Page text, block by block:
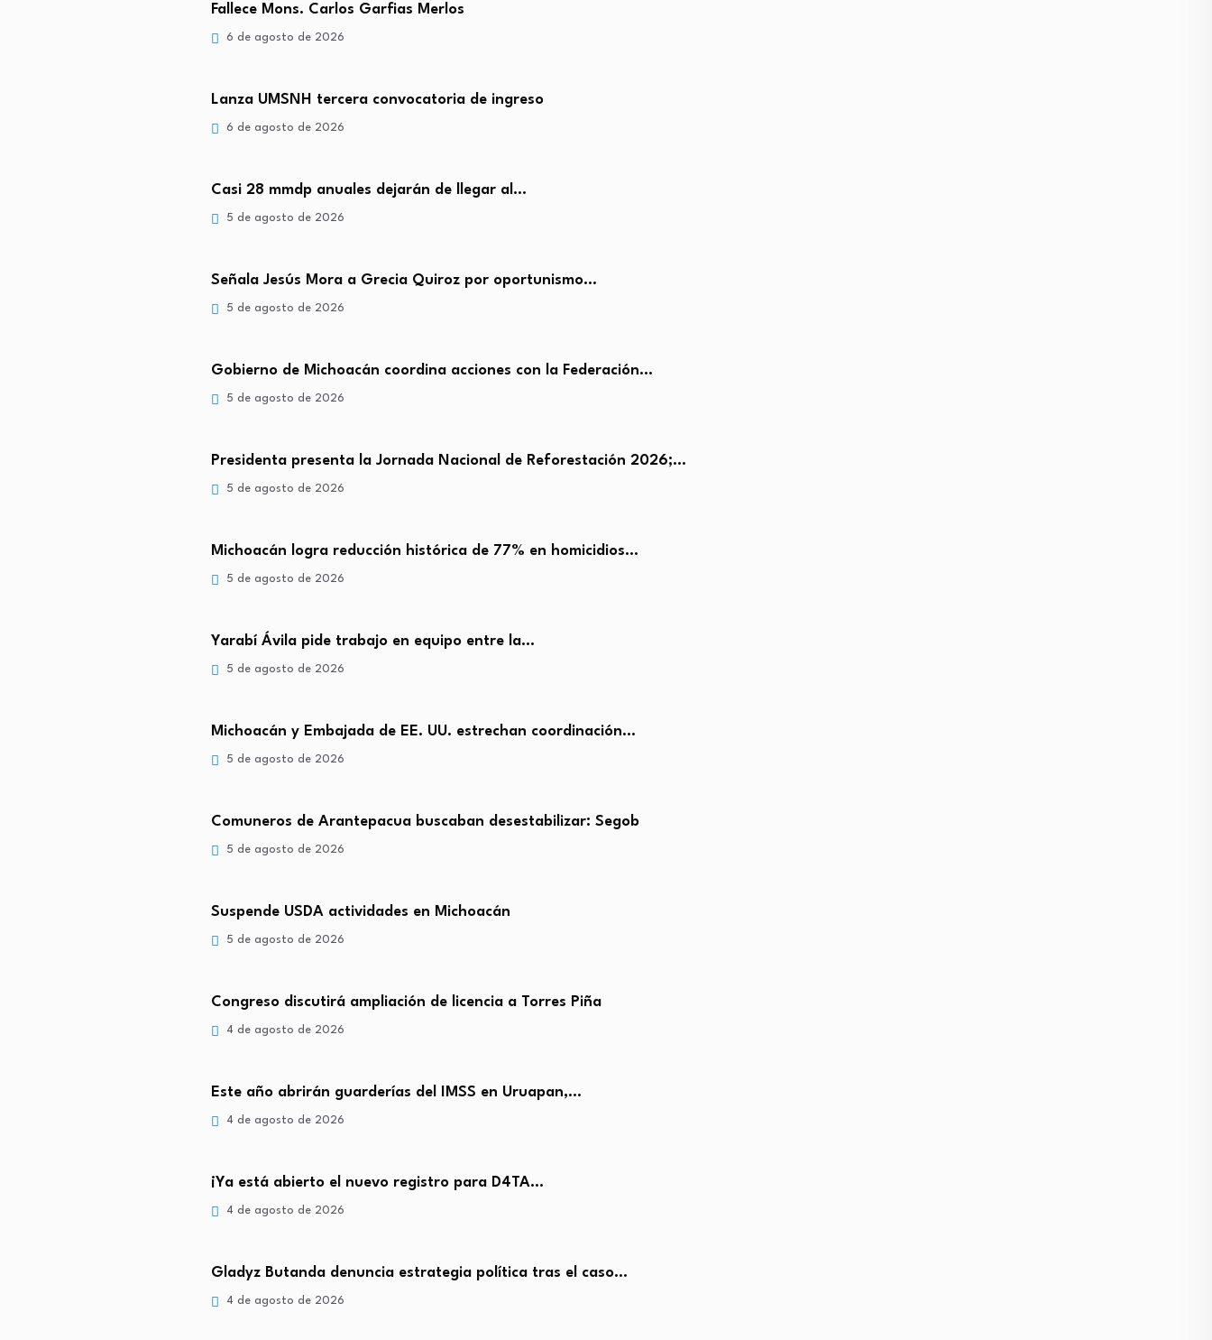
Fallece Mons. Carlos Garfias Merlos
6 de agosto de 2026
Lanza UMSNH tercera convocatoria de ingreso
6 de agosto de 2026
Casi 28 mmdp anuales dejarán de llegar al…
5 de agosto de 2026
Señala Jesús Mora a Grecia Quiroz por oportunismo…
5 de agosto de 2026
Gobierno de Michoacán coordina acciones con la Federación…
5 de agosto de 2026
Presidenta presenta la Jornada Nacional de Reforestación 2026;…
5 de agosto de 2026
Michoacán logra reducción histórica de 77% en homicidios…
5 de agosto de 2026
Yarabí Ávila pide trabajo en equipo entre la…
5 de agosto de 2026
Michoacán y Embajada de EE. UU. estrechan coordinación…
5 de agosto de 2026
Comuneros de Arantepacua buscaban desestabilizar: Segob
5 de agosto de 2026
Suspende USDA actividades en Michoacán
5 de agosto de 2026
Congreso discutirá ampliación de licencia a Torres Piña
4 de agosto de 2026
Este año abrirán guarderías del IMSS en Uruapan,…
4 de agosto de 2026
¡Ya está abierto el nuevo registro para D4TA…
4 de agosto de 2026
Gladyz Butanda denuncia estrategia política tras el caso…
4 de agosto de 2026